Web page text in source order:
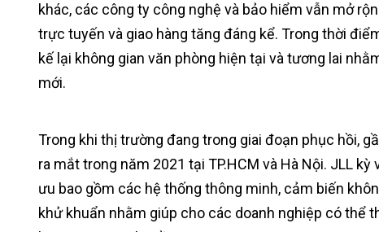
khác, các công ty công nghệ và bảo hiểm vẫn mở
trực tuyến và giao hàng tăng đáng kể. Trong thời
kế lại không gian văn phòng hiện tại và tương lai
mới.
Trong khi thị trường đang trong giai đoạn phục hồi,
ra mắt trong năm 2021 tại TP.HCM và Hà Nội. JLL
ưu bao gồm các hệ thống thông minh, cảm biến
khử khuẩn nhằm giúp cho các doanh nghiệp có thể